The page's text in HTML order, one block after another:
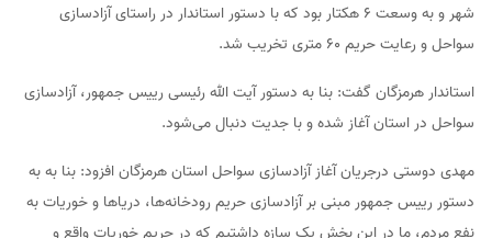
شهر و به وسعت ۶ هکتار بود که با دستور استاندار در راستای آزادسازی
سواحل و رعایت حریم ۶۰ متری تخریب شد.
استاندار هرمزگان گفت: بنا به دستور آیت الله رئیسی رییس جمهور، آزادسازی
سواحل در استان آغاز شده و با جدیت دنبال می‌شود.
مهدی دوستی درجریان آغاز آزادسازی سواحل استان هرمزگان افزود: بنا به به
دستور رییس جمهور مبنی بر آزادسازی حریم رودخانه‌ها، دریاها و خوریات به